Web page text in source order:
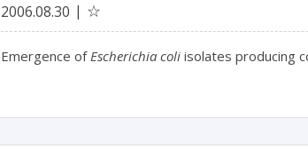
2006.08.30 ☆
Emergence ofEscherichia coli isolates producing